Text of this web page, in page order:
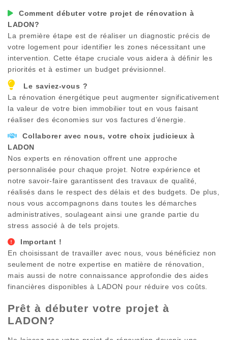
Comment débuter votre projet de rénovation à
LADON?
La première étape est de réaliser un diagnostic précis de
votre logement pour identifier les zones nécessitant une
intervention. Cette étape cruciale vous aidera à définir les
priorités et à estimer un budget prévisionnel.
Le saviez-vous ?
La rénovation énergétique peut augmenter significativement
la valeur de votre bien immobilier tout en vous faisant
réaliser des économies sur vos factures d’énergie.
Collaborer avec nous, votre choix judicieux à
LADON
Nos experts en rénovation offrent une approche
personnalisée pour chaque projet. Notre expérience et
notre savoir-faire garantissent des travaux de qualité,
réalisés dans le respect des délais et des budgets. De plus,
nous vous accompagnons dans toutes les démarches
administratives, soulageant ainsi une grande partie du
stress associé à de tels projets.
Important !
En choisissant de travailler avec nous, vous bénéficiez non
seulement de notre expertise en matière de rénovation,
mais aussi de notre connaissance approfondie des aides
financières disponibles à LADON pour réduire vos coûts.
Prêt à débuter votre projet à
LADON?